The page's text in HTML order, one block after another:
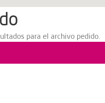
para el archivo pedido.